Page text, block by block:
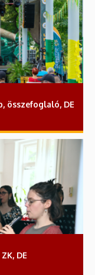
összefoglaló, DE
DE